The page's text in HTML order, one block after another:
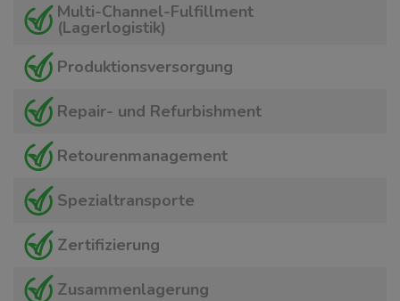
Multi-Channel-Fulfillment
(Lagerlogistik)
Produktionsversorgung
Repair- und Refurbishment
Retourenmanagement
Spezialtransporte
Zertifizierung
Zusammenlagerung